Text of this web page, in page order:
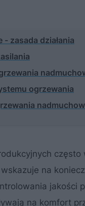
zasada działania
ogrzewania
na
jakości
na komfort